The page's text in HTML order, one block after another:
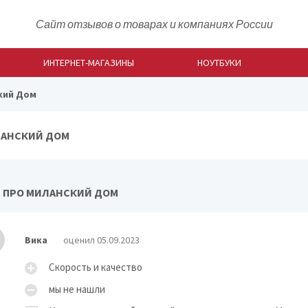
Сайт отзывов о товарах и компаниях России
ИНТЕРНЕТ-МАГАЗИНЫ НОУТБУКИ
Дом
ДОМ
МИЛАНСКИЙ ДОМ
Вика оценил 05.09.2023
Скорость и качество
мы не нашли